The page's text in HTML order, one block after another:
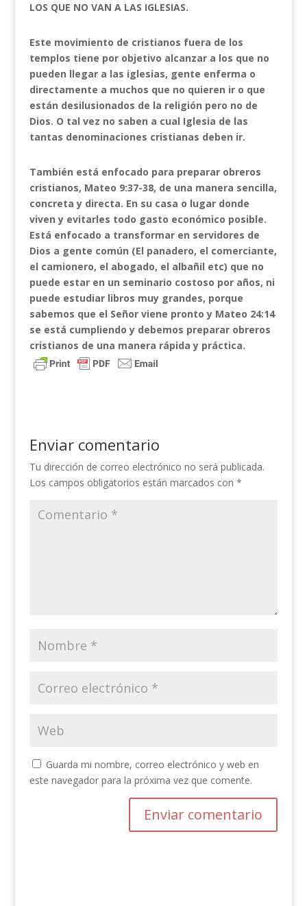
LOS QUE NO VAN A LAS IGLESIAS.
Este movimiento de cristianos fuera de los
templos tiene por objetivo alcanzar a los que no
pueden llegar a las iglesias, gente enferma o
directamente a muchos que no quieren ir o que
están desilusionados de la religión pero no de
Dios. O tal vez no saben a cual Iglesia de las
tantas denominaciones cristianas deben ir.
También está enfocado para preparar obreros
cristianos, Mateo 9:37-38, de una manera sencilla,
concreta y directa. En su casa o lugar donde
viven y evitarles todo gasto económico posible.
Está enfocado a transformar en servidores de
Dios a gente común (El panadero, el comerciante,
el camionero, el abogado, el albañil etc) que no
puede estar en un seminario costoso por años, ni
puede estudiar libros muy grandes, porque
sabemos que el Señor viene pronto y Mateo 24:14
se está cumpliendo y debemos preparar obreros
cristianos de una manera rápida y práctica.
Enviar comentario
Tu dirección de correo electrónico no será publicada.
Los campos obligatorios están marcados con *
Guarda mi nombre, correo electrónico y web en
este navegador para la próxima vez que comente.